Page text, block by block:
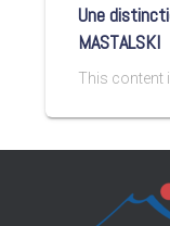
Une
MASTALSKI
This content